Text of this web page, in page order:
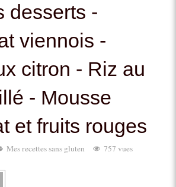
desserts -
viennois -
citron - Riz au
- Mousse
et fruits rouges
Mes recettes sans gluten 757 vues